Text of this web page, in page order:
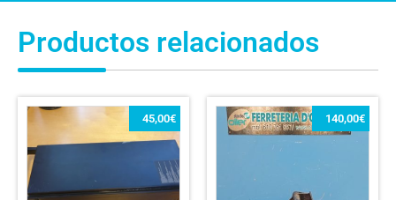
Productos relacionados
45,00€ 140,00€